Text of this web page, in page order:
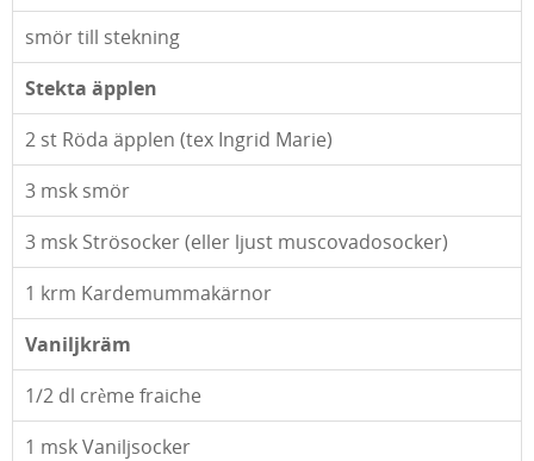
smör till stekning
Stekta äpplen
2 st Röda äpplen (tex Ingrid Marie)
3 msk smör
3 msk Strösocker (eller ljust muscovadosocker)
1 krm Kardemummakärnor
Vaniljkräm
1/2 dl crème fraiche
1 msk Vaniljsocker